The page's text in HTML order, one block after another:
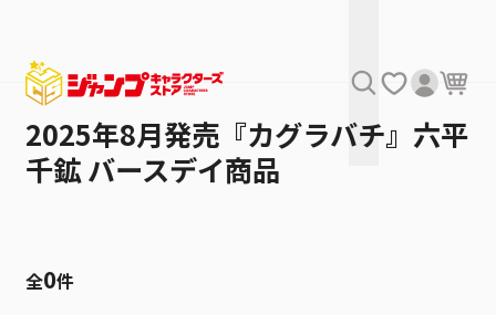
2025年8月発売『カグラバチ』六平
千鉱 バースデイ商品
全0件